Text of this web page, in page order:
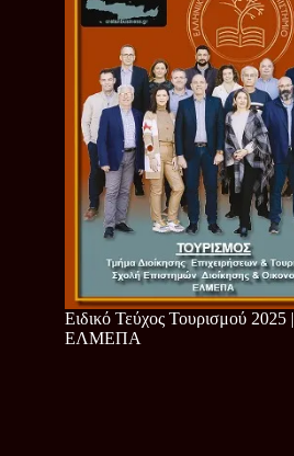
Ειδικό Τεύχος Τουρισμού 2025 |
ΕΛΜΕΠΑ